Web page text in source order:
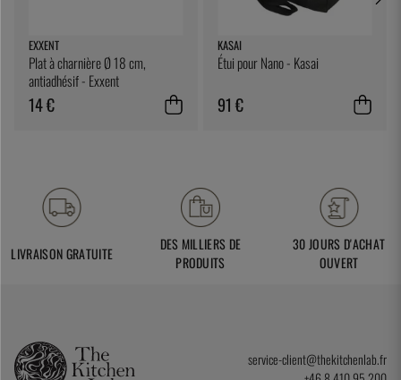
EXXENT
Plat à charnière Ø 18 cm,
antiadhésif - Exxent
14 €
KASAI
Étui pour Nano - Kasai
91 €
LIVRAISON GRATUITE
DES MILLIERS DE
PRODUITS
30 JOURS D'ACHAT
OUVERT
service-client@thekitchenlab.fr